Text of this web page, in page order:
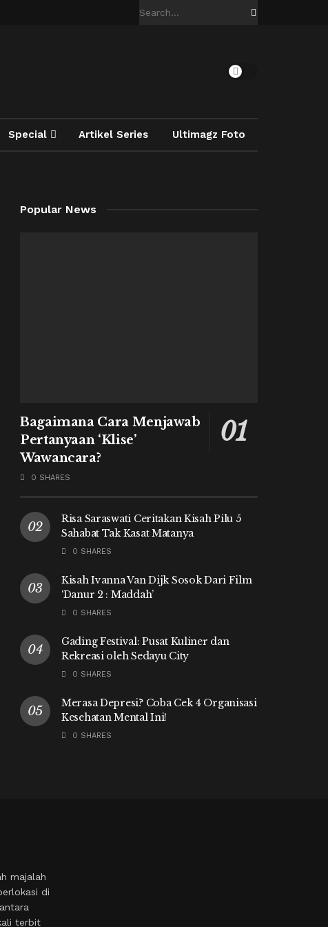
Special Artikel Series Ultimagz Foto
Popular News
Bagaimana Cara Menjawab
Pertanyaan ‘Klise’
Wawancara?
0 SHARES
Risa Saraswati Ceritakan Kisah Pilu 5
Sahabat Tak Kasat Matanya
0 SHARES
Kisah Ivanna Van Dijk Sosok Dari Film
‘Danur 2 : Maddah’
0 SHARES
Gading Festival: Pusat Kuliner dan
Rekreasi oleh Sedayu City
0 SHARES
Merasa Depresi? Coba Cek 4 Organisasi
Kesehatan Mental Ini!
0 SHARES
majalah
di
terbit